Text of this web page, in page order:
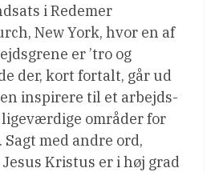
i Redemer
New York, hvor en af
er ’tro og
der, kort fortalt, går ud
inspirere til et arbejds-
ligeværdige områder for
med andre ord,
Kristus er i høj grad